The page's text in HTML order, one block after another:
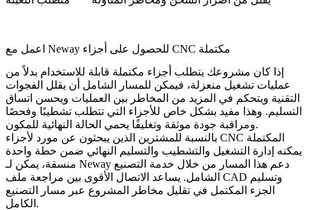
اعمل مع Neway للحصول على أجزاء CNC مكتملة
إذا كان مشروعك يتطلب أجزاء مكتملة قابلة للاستخدام بدلاً من
عمليات تشغيل منعزلة، فيمكن للمسار الشامل أن يقلل الفجوات
التقنية ويتحكم في المزيد من المخاطر بين العمليات ويحسن اتساق
التسليم. وهذا مفيد بشكل خاص للأجزاء التي تتطلب تشطيبًا وفحصًا
ومراقبة جودة موثقة وتغليفًا يحمي الحالة النهائية للمكون.
بالنسبة للمشترين الذين يبحثون عن مورد لأجزاء CNC المكتملة
يمكنه إدارة التشغيل والتشطيب والتسليم النهائي ضمن خطة واحدة
منسقة، يمكن لـ Neway دعم هذا المسار من خلال خدمة التصنيع
الشامل. يساعد الاتصال الأقوى بين مراجعة ملف CAD وتسليم
الجزء المكتمل في تقليل مخاطر المشروع عبر مسار التصنيع
الكامل.